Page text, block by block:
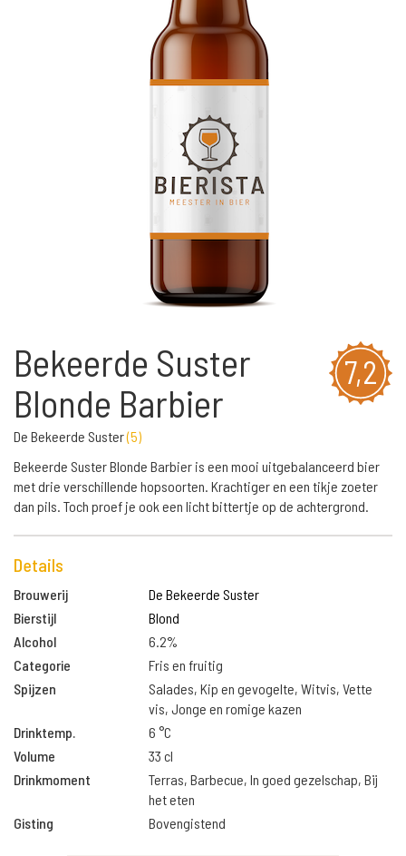
7,2
Bekeerde Suster
Blonde Barbier
De Bekeerde Suster(5)
Bekeerde Suster Blonde Barbier is een mooi uitgebalanceerd bier
met drie verschillende hopsoorten. Krachtiger en een tikje zoeter
dan pils. Toch proef je ook een licht bittertje op de achtergrond.
Details
Brouwerij
De Bekeerde Suster
Bierstijl
Blond
Alcohol
6.2%
Categorie
Fris en fruitig
Spijzen
Salades, Kip en gevogelte, Witvis, Vette
vis, Jonge en romige kazen
Drinktemp.
6 °C
Volume
33 cl
Drinkmoment
Terras, Barbecue, In goed gezelschap, Bij
het eten
Gisting
Bovengistend